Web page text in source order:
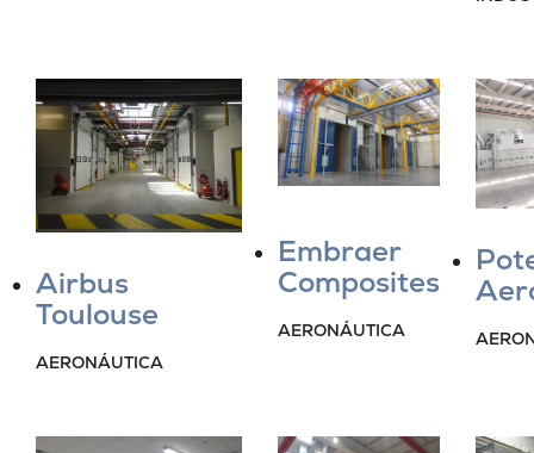
Airbus
Toulouse
AERONÁUTICA
Embraer
Composites
AERONÁUTICA